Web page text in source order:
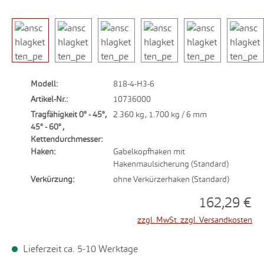
Modell:
818-4-H3-6
Artikel-Nr.:
10736000
Tragfähigkeit 0° - 45°,
45° - 60° ,
Kettendurchmesser:
2.360 kg, 1.700 kg / 6 mm
Haken:
Gabelkopfhaken mit
Hakenmaulsicherung (Standard)
Verkürzung:
ohne Verkürzerhaken (Standard)
162,29 €
zzgl. MwSt. zzgl. Versandkosten
Lieferzeit ca. 5-10 Werktage